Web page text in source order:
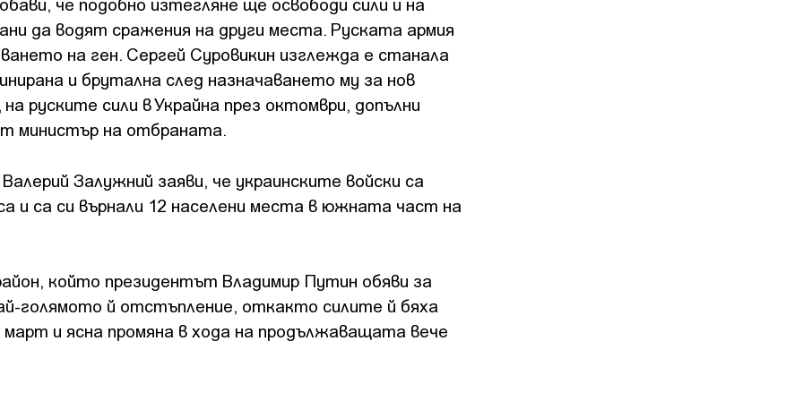
че подобно изтегляне ще освободи сили и на
да водят сражения на други места. Руската армия
на ген. Сергей Суровикин изглежда е станала
и брутална след назначаването му за нов
руските сили в Украйна през октомври, допълни
министър на отбраната.
Залужний заяви, че украинските войски са
и са си върнали 12 населени места в южната част на
който президентът Владимир Путин обяви за
голямото й отстъпление, откакто силите й бяха
и ясна промяна в хода на продължаващата вече